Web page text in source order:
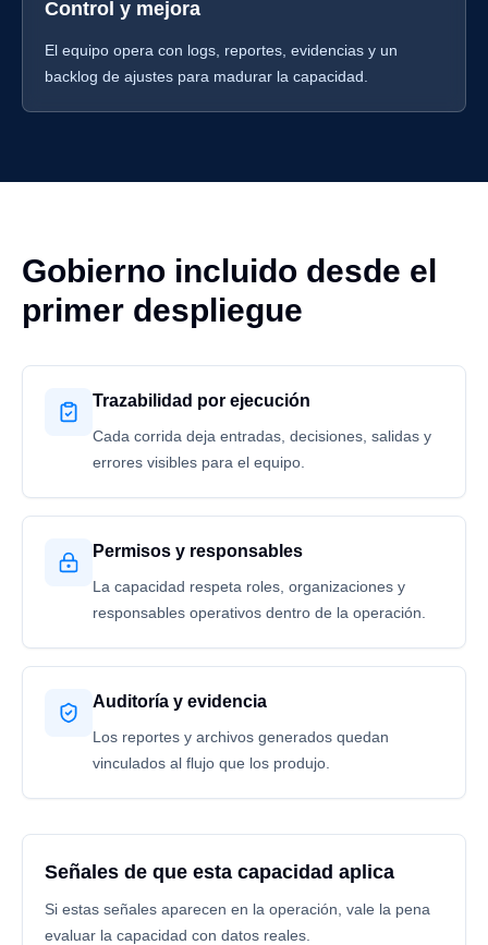
Control y mejora
El equipo opera con logs, reportes, evidencias y un
backlog de ajustes para madurar la capacidad.
Gobierno incluido desde el
primer despliegue
Trazabilidad por ejecución
Cada corrida deja entradas, decisiones, salidas y
errores visibles para el equipo.
Permisos y responsables
La capacidad respeta roles, organizaciones y
responsables operativos dentro de la operación.
Auditoría y evidencia
Los reportes y archivos generados quedan
vinculados al flujo que los produjo.
Señales de que esta capacidad aplica
Si estas señales aparecen en la operación, vale la pena
evaluar la capacidad con datos reales.